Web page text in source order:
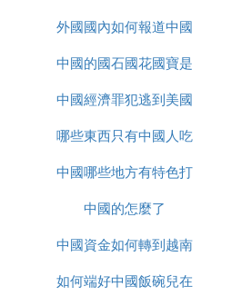
外國國內如何報道中國
疫情
中國的國石國花國寶是
什麼
中國經濟罪犯逃到美國
怎麼辦
哪些東西只有中國人吃
中國哪些地方有特色打
鼓
中國的怎麼了
中國資金如何轉到越南
炒股
如何端好中國飯碗兒在